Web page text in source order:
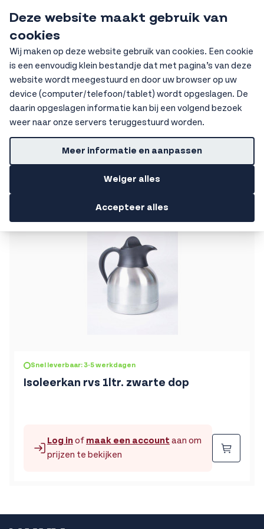
Deze website maakt gebruik van
cookies
Wij maken op deze website gebruik van cookies. Een cookie
is een eenvoudig klein bestandje dat met pagina’s van deze
website wordt meegestuurd en door uw browser op uw
device (computer/telefoon/tablet) wordt opgeslagen. De
daarin opgeslagen informatie kan bij een volgend bezoek
weer naar onze servers teruggestuurd worden.
Meer informatie en aanpassen
Weiger alles
Accepteer alles
HKV Ochten
Getoonde prijzen zijn excl. BTW
Keukenhulpen
Filters
Snel leverbaar: 3-5 werkdagen
Isoleerkan rvs 1ltr. zwarte dop
Log inof maak een account aan om
prijzen te bekijken